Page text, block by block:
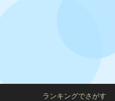
ランキングでさがす